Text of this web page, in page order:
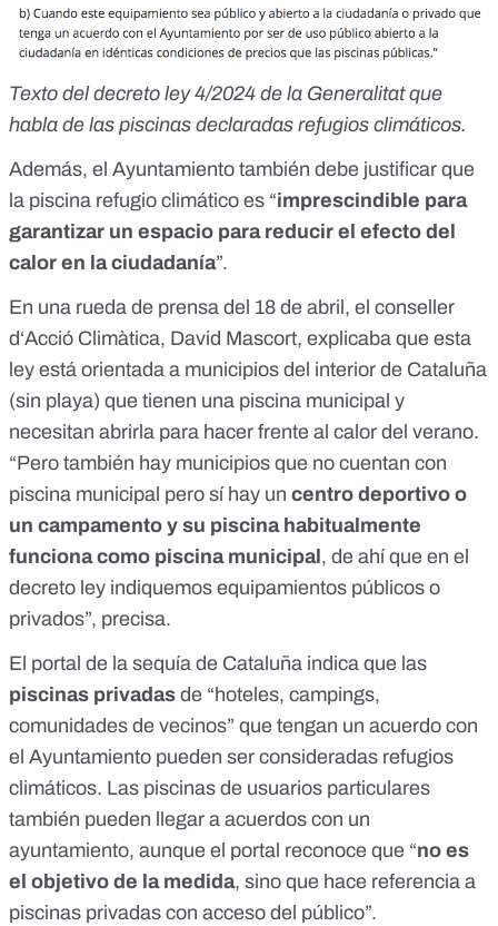
Texto del decreto ley 4/2024 de la Generalitat que
habla de las piscinas declaradas refugios climáticos.
Además, el Ayuntamiento también debe justificar que
la piscina refugio climático es “imprescindible para
garantizar un espacio para reducir el efecto del
calor en la ciudadanía”.
En una rueda de prensa del 18 de abril , el conseller
d‘Acció Climàtica, David Mascort, explicaba que esta
ley está orientada a municipios del interior de Cataluña
(sin playa) que tienen una piscina municipal y
necesitan abrirla para hacer frente al calor del verano.
“Pero también hay municipios que no cuentan con
piscina municipal pero sí hay un centro deportivo o
un campamento y su piscina habitualmente
funciona como piscina municipal , de ahí que en el
decreto ley indiquemos equipamientos públicos o
privados”, precisa.
El portal de la sequía de Cataluña indica que las
piscinas privadas de “hoteles, campings,
comunidades de vecinos” que tengan un acuerdo con
el Ayuntamiento pueden ser consideradas refugios
climáticos. Las piscinas de usuarios particulares
también pueden llegar a acuerdos con un
ayuntamiento, aunque el portal reconoce que “no es
el objetivo de la medida, sino que hace referencia a
piscinas privadas con acceso del público”.